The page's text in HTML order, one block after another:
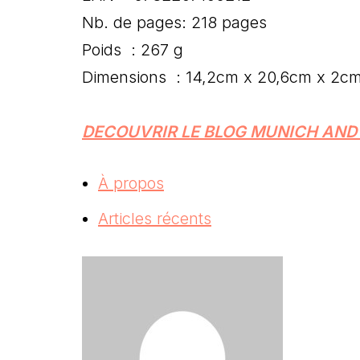
Nb. de pages: 218 pages
Poids : 267 g
Dimensions : 14,2cm x 20,6cm x 2cm
DECOUVRIR LE BLOG MUNICH
À propos
Articles récents